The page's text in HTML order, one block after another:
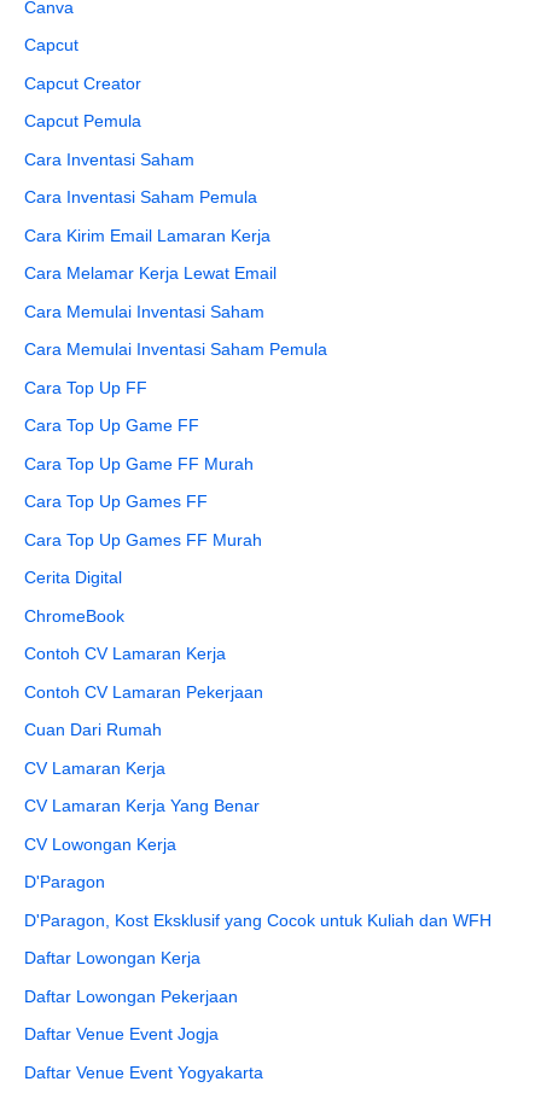
Canva
Capcut
Capcut Creator
Capcut Pemula
Cara Inventasi Saham
Cara Inventasi Saham Pemula
Cara Kirim Email Lamaran Kerja
Cara Melamar Kerja Lewat Email
Cara Memulai Inventasi Saham
Cara Memulai Inventasi Saham Pemula
Cara Top Up FF
Cara Top Up Game FF
Cara Top Up Game FF Murah
Cara Top Up Games FF
Cara Top Up Games FF Murah
Cerita Digital
ChromeBook
Contoh CV Lamaran Kerja
Contoh CV Lamaran Pekerjaan
Cuan Dari Rumah
CV Lamaran Kerja
CV Lamaran Kerja Yang Benar
CV Lowongan Kerja
D'Paragon
D'Paragon, Kost Eksklusif yang Cocok untuk Kuliah dan WFH
Daftar Lowongan Kerja
Daftar Lowongan Pekerjaan
Daftar Venue Event Jogja
Daftar Venue Event Yogyakarta